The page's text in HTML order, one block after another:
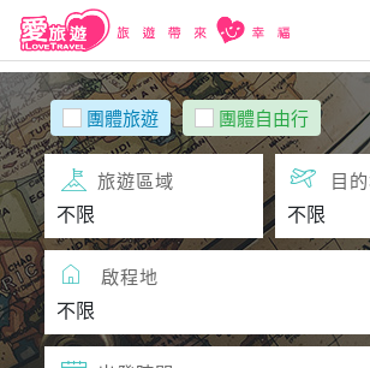
團體旅遊 團體自由行
旅遊區域 目
啟程地